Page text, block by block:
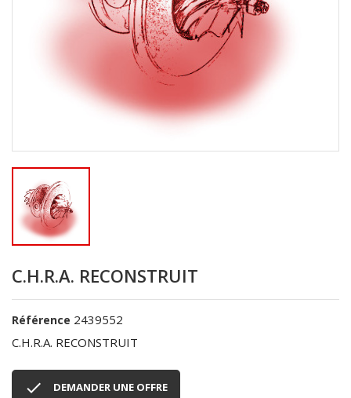
C.H.R.A. RECONSTRUIT
Référence 2439552
C.H.R.A. RECONSTRUIT
 DEMANDER UNE OFFRE